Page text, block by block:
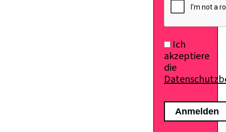
Ich
akzeptiere
die